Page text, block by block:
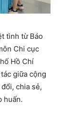
tình từ Báo
Chi cục
Hồ Chí
giữa cộng
chia sẻ,
huấn.